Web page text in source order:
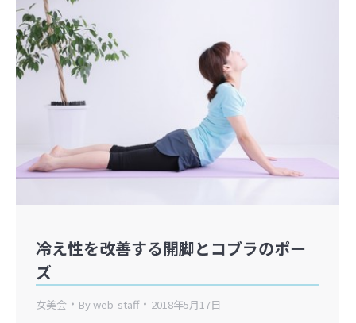
冷え性を改善する開脚とコブラのポー
ズ
女美会 Byweb-staff 2018年5月17日